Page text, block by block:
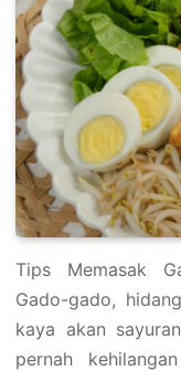
Tips Memasak
Gado-gado,
kaya akan
pernah